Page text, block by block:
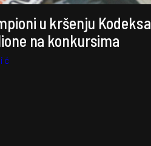
u kršenju Kodeksa
na konkursima